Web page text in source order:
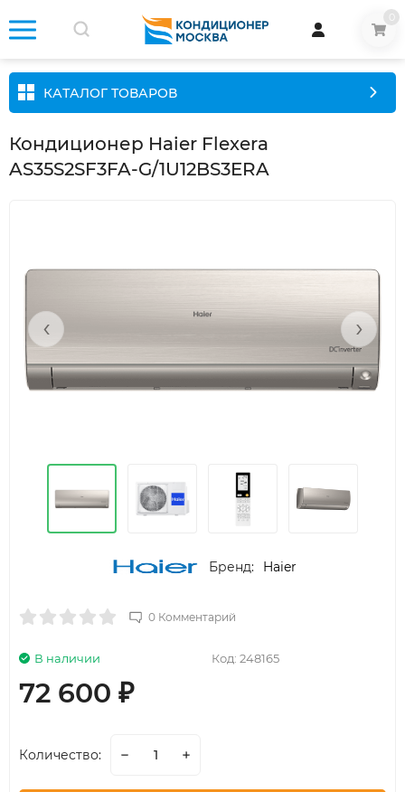
КАТАЛОГ ТОВАРОВ
Кондиционер Haier Flexera
AS35S2SF3FA-G/1U12BS3ERA
‹ ›
Бренд: Haier
0 Комментарий
Код: 248165
В наличии
72 600 ₽
Количество: